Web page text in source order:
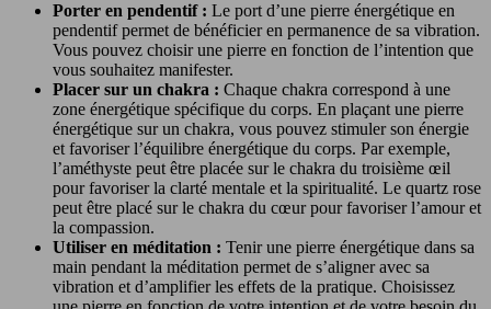
Porter en pendentif : Le port d’une pierre énergétique en
pendentif permet de bénéficier en permanence de sa vibration.
Vous pouvez choisir une pierre en fonction de l’intention que
vous souhaitez manifester.
Placer sur un chakra : Chaque chakra correspond à une
zone énergétique spécifique du corps. En plaçant une pierre
énergétique sur un chakra, vous pouvez stimuler son énergie
et favoriser l’équilibre énergétique du corps. Par exemple,
l’améthyste peut être placée sur le chakra du troisième œil
pour favoriser la clarté mentale et la spiritualité. Le quartz rose
peut être placé sur le chakra du cœur pour favoriser l’amour et
la compassion.
Utiliser en méditation : Tenir une pierre énergétique dans sa
main pendant la méditation permet de s’aligner avec sa
vibration et d’amplifier les effets de la pratique. Choisissez